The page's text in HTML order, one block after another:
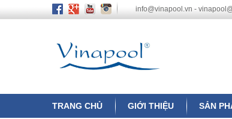
info@vinapool.vn -
TRANG CHỦ GIỚI THIỆU SẢN